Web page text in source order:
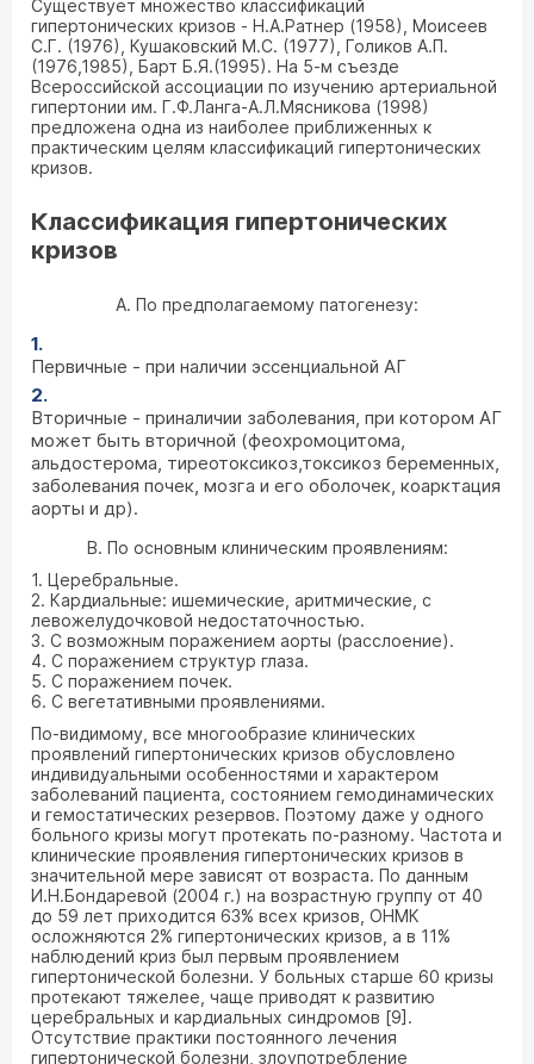
Существует множество классификаций
гипертонических кризов - Н.А.Ратнер (1958), Моисеев
С.Г. (1976), Кушаковский М.С. (1977), Голиков А.П.
(1976,1985), Барт Б.Я.(1995). На 5-м съезде
Всероссийской ассоциации по изучению артериальной
гипертонии им. Г.Ф.Ланга-А.Л.Мясникова (1998)
предложена одна из наиболее приближенных к
практическим целям классификаций гипертонических
кризов.
Классификация гипертонических
кризов
А. По предполагаемому патогенезу:
Первичные - при наличии эссенциальной АГ
Вторичные - приналичии заболевания, при котором АГ
может быть вторичной (феохромоцитома,
альдостерома, тиреотоксикоз,токсикоз беременных,
заболевания почек, мозга и его оболочек, коарктация
аорты и др).
В. По основным клиническим проявлениям:
1. Церебральные.
2. Кардиальные: ишемические, аритмические, с
левожелудочковой недостаточностью.
3. С возможным поражением аорты (расслоение).
4. С поражением структур глаза.
5. С поражением почек.
6. С вегетативными проявлениями.
По-видимому, все многообразие клинических
проявлений гипертонических кризов обусловлено
индивидуальными особенностями и характером
заболеваний пациента, состоянием гемодинамических
и гемостатических резервов. Поэтому даже у одного
больного кризы могут протекать по-разному. Частота и
клинические проявления гипертонических кризов в
значительной мере зависят от возраста. По данным
И.Н.Бондаревой (2004 г.) на возрастную группу от 40
до 59 лет приходится 63% всех кризов, ОНМК
осложняются 2% гипертонических кризов, а в 11%
наблюдений криз был первым проявлением
гипертонической болезни. У больных старше 60 кризы
протекают тяжелее, чаще приводят к развитию
церебральных и кардиальных синдромов [9].
Отсутствие практики постоянного лечения
гипертонической болезни, злоупотребление